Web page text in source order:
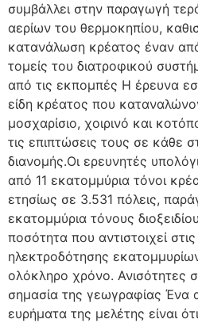
συμβάλλει στην παραγωγή
αερίων του θερμοκηπίου,
κατανάλωση κρέατος έναν
τομείς του διατροφικού
από τις εκπομπές Η έρευνα
είδη κρέατος που
μοσχαρίσιο, χοιρινό και
τις επιπτώσεις τους σε κάθε
διανομής.Οι ερευνητές
από 11 εκατομμύρια τόνοι
ετησίως σε 3.531 πόλεις,
εκατομμύρια τόνους
ποσότητα που αντιστοιχεί
ηλεκτροδότησης
ολόκληρο χρόνο. Ανισότητες
σημασία της γεωγραφίας Ένα
ευρήματα της μελέτης είναι